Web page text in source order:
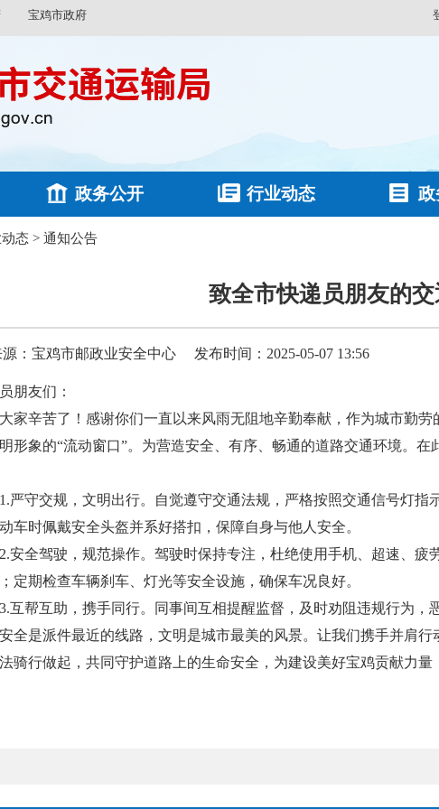
宝鸡市政府
政务公开 行业动态 政
态 > 通知公告
致全市快递员朋友的
源：宝鸡市邮政业安全中心 发布时间：2025-05-07 13:56
朋友们：
大家辛苦了！感谢你们一直以来风雨无阻地辛勤奉献，作为城市勤
形象的“流动窗口”。为营造安全、有序、畅通的道路交通环境。
1.严守交规，文明出行。自觉遵守交通法规，严格按照交通信号灯
车时佩戴安全头盔并系好搭扣，保障自身与他人安全。
2.安全驾驶，规范操作。驾驶时保持专注，杜绝使用手机、超速、
定期检查车辆刹车、灯光等安全设施，确保车况良好。
3.互帮互助，携手同行。同事间互相提醒监督，及时劝阻违规行为，
安全是派件最近的线路，文明是城市最美的风景。让我们携手并肩
骑行做起，共同守护道路上的生命安全，为建设美好宝鸡贡献力量